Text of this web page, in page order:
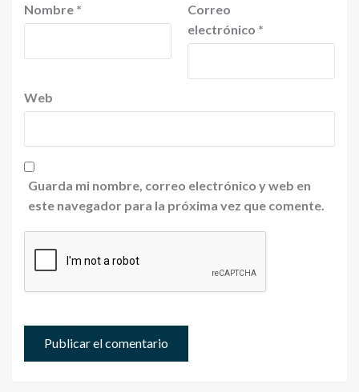
Nombre *
Correo
electrónico *
Web
Guarda mi nombre, correo electrónico y web en
este navegador para la próxima vez que comente.